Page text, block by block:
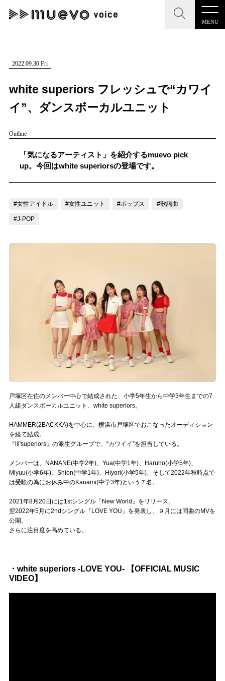
MENU
CLOSE
記事を検索する
人気ワード
#男性SSW #ポップス #女性SSW
CLOSE
"読者の声を形にする”音楽特化メディア
MENU
記事一覧
お問い合わせ
muevoクラウドファンディング
muevoコミュニティ
ぶいクラ！by muevo
ぶいマガ！ by muevo
Follow us
2022.09.30 Fri
white superiors フレッシュで“カワイ
イ”、ダンスボーカルユニット
Outline
「気になるアーティスト」を紹介するmuevo pick
up。今回はwhite superiorsの登場です。
#女性アイドル #女性ユニット #ポップス #歌謡曲
#J-POP
戸塚区在住のメンバー中心で結成された、小学5年生から中学3年生までの7
人組ダンスボーカルユニット、white superiors。
HAMMER(2BACKKA)を中心に、横浜市戸塚区でおこなったオーディション
を経て結成。
『lil'superiors』の派生グループで、“カワイイ”を担当している。
メンバーは、NANANE(中学2年)、Yua(中学1年)、Haruho(小学5年)、
Miyuu(小学6年)、Shion(中学1年)、Hiyori(小学5年)、そして2022年秋時点で
は受験の為にお休み中のKanami(中学3年)という７名。
2021年8月20日には1stシングル『New World』をリリース。
翌2022年5月に2ndシングル『LOVE YOU』を発表し、９月には同曲のMVを
公開。
さらに注目度を高めている。
・white superiors -LOVE YOU- 【OFFICIAL MUSIC
VIDEO】